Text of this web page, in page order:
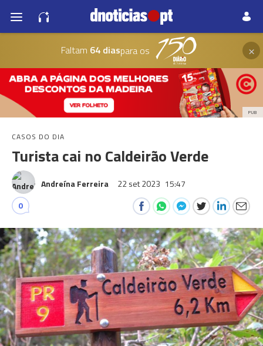
Faltam 64 diaspara os ×
PUB
CASOS DO DIA
Turista cai no Caldeirão Verde
Andreína Ferreira 22 set 2023 15:47
0